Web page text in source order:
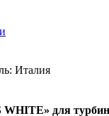
Италия
для